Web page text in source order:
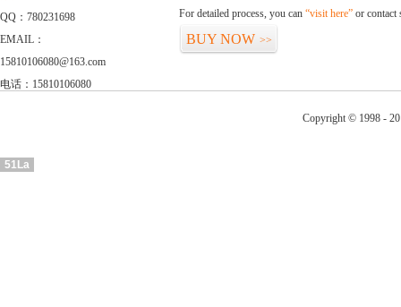
QQ：780231698
EMAIL：
15810106080@163.com
电话：15810106080
For detailed process, you can “visit here” or contact
BUY NOW >>
Copyright © 1998 -
51La